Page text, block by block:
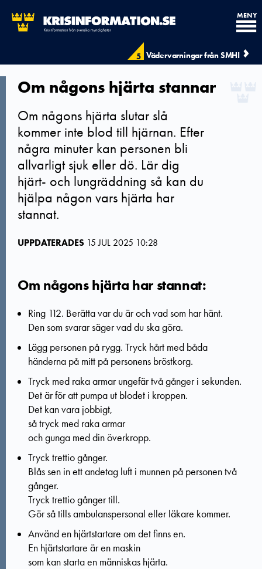
5 Vädervarningar från SMHI
MENY
Om någons hjärta stannar
Om någons hjärta slutar slå
kommer inte blod till hjärnan. Efter
några minuter kan personen bli
allvarligt sjuk eller dö. Lär dig
hjärt- och lungräddning så kan du
hjälpa någon vars hjärta har
stannat.
UPPDATERADES 15 JUL 2025 10:28
Om någons hjärta har stannat:
Ring 112. Berätta var du är och vad som har hänt.
Den som svarar säger vad du ska göra.
Lägg personen på rygg. Tryck hårt med båda
händerna på mitt på personens bröstkorg.
Tryck med raka armar ungefär två gånger i sekunden.
Det är för att pumpa ut blodet i kroppen.
Det kan vara jobbigt,
så tryck med raka armar
och gunga med din överkropp.
Tryck trettio gånger.
Blås sen in ett andetag luft i munnen på personen två
gånger.
Tryck trettio gånger till.
Gör så tills ambulanspersonal eller läkare kommer.
Använd en hjärtstartare om det finns en.
En hjärtstartare är en maskin
som kan starta en människas hjärta.